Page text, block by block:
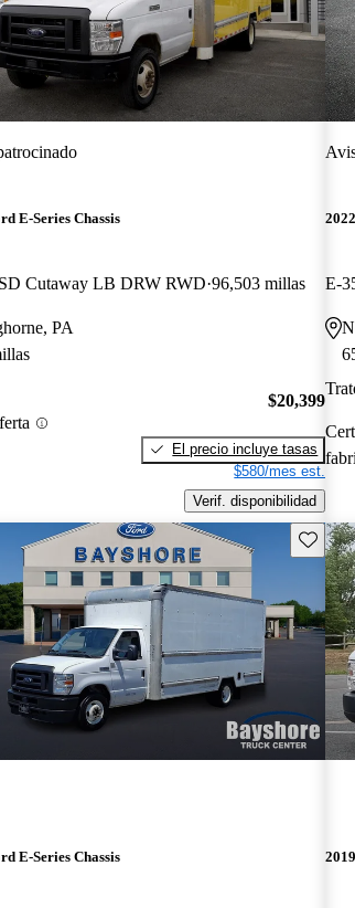
E-Series Chassis
Cutaway LB DRW RWD 96,503 millas
PA
$20,399
El precio incluye tasas
$580/mes est.
Verif. disponibilidad
E-
Aviso Guarda
E-Series Chassis